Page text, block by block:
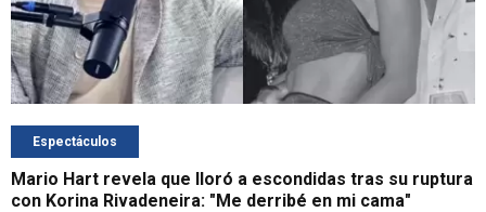
Espectáculos
Mario Hart revela que lloró a escondidas tras su ruptura
con Korina Rivadeneira: "Me derribé en mi cama"